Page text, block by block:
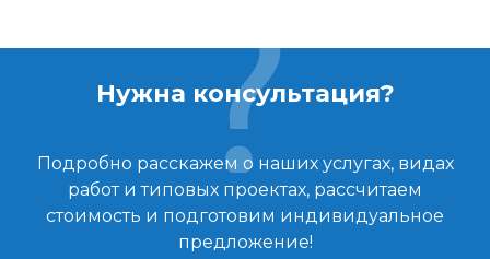
Нужна консультация?
Подробно расскажем о наших услугах, видах
работ и типовых проектах, рассчитаем
стоимость и подготовим индивидуальное
предложение!